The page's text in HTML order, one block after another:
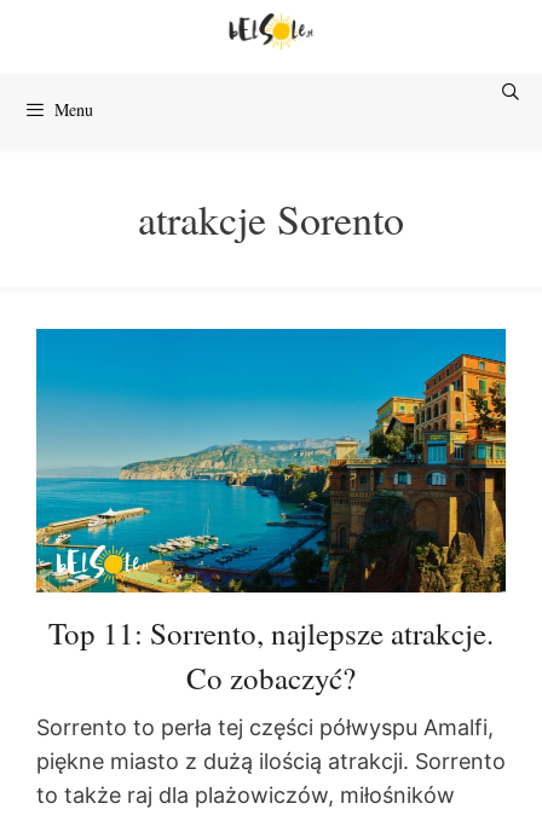
Menu
atrakcje Sorento
Top 11: Sorrento, najlepsze atrakcje.
Co zobaczyć?
Sorrento to perła tej części półwyspu Amalfi,
piękne miasto z dużą ilością atrakcji. Sorrento
to także raj dla plażowiczów, miłośników